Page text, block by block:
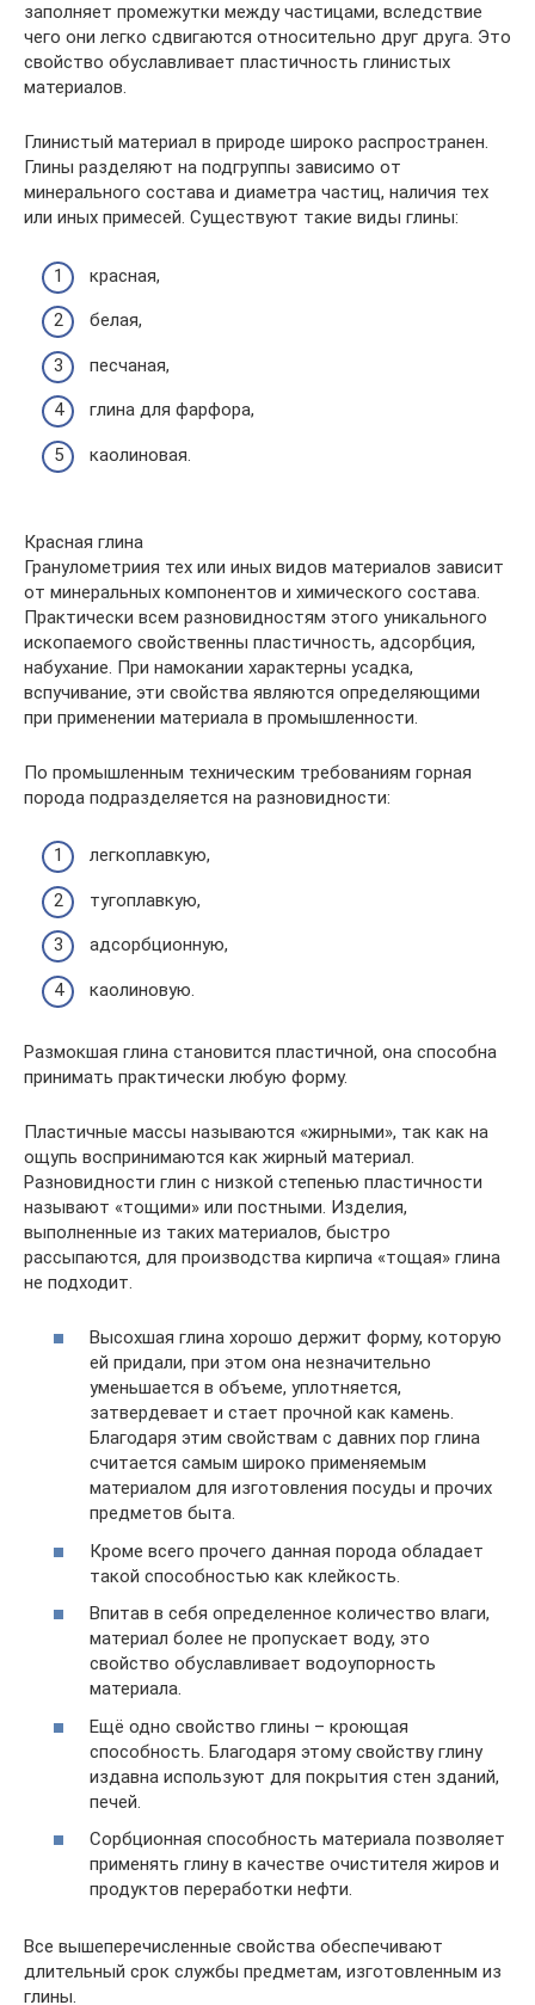
заполняет промежутки между частицами, вследствие
чего они легко сдвигаются относительно друг друга. Это
свойство обуславливает пластичность глинистых
материалов.
Глинистый материал в природе широко распространен.
Глины разделяют на подгруппы зависимо от
минерального состава и диаметра частиц, наличия тех
или иных примесей. Существуют такие виды глины:
красная,
белая,
песчаная,
глина для фарфора,
каолиновая.
Красная глина
Гранулометриия тех или иных видов материалов зависит
от минеральных компонентов и химического состава.
Практически всем разновидностям этого уникального
ископаемого свойственны пластичность, адсорбция,
набухание. При намокании характерны усадка,
вспучивание, эти свойства являются определяющими
при применении материала в промышленности.
По промышленным техническим требованиям горная
порода подразделяется на разновидности:
легкоплавкую,
тугоплавкую,
адсорбционную,
каолиновую.
Размокшая глина становится пластичной, она способна
принимать практически любую форму.
Пластичные массы называются «жирными», так как на
ощупь воспринимаются как жирный материал.
Разновидности глин с низкой степенью пластичности
называют «тощими» или постными. Изделия,
выполненные из таких материалов, быстро
рассыпаются, для производства кирпича «тощая» глина
не подходит.
Высохшая глина хорошо держит форму, которую
ей придали, при этом она незначительно
уменьшается в объеме, уплотняется,
затвердевает и стает прочной как камень.
Благодаря этим свойствам с давних пор глина
считается самым широко применяемым
материалом для изготовления посуды и прочих
предметов быта.
Кроме всего прочего данная порода обладает
такой способностью как клейкость.
Впитав в себя определенное количество влаги,
материал более не пропускает воду, это
свойство обуславливает водоупорность
материала.
Ещё одно свойство глины – кроющая
способность. Благодаря этому свойству глину
издавна используют для покрытия стен зданий,
печей.
Сорбционная способность материала позволяет
применять глину в качестве очистителя жиров и
продуктов переработки нефти.
Все вышеперечисленные свойства обеспечивают
длительный срок службы предметам, изготовленным из
глины.